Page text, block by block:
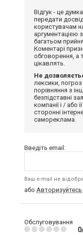
Відгук - це
передати
користувачам
аргументацією
багатьом
Коментарі
обговорення, а
цікавлять.
Не
лексики,
порівняння з
безпідставні
компанії і / або
сторонні
самореклама.
Введіть email:
Ваш e-mail не
або Авторизуйтесь
Обслуговування